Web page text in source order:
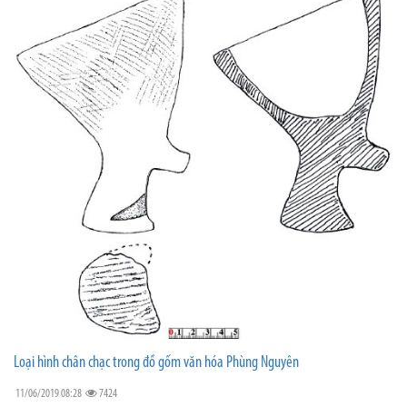
Loại hình chân chạc trong đồ gốm văn hóa Phùng Nguyên
11/06/2019 08:28 7424